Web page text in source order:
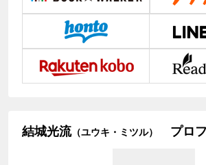
結城光流（ユウキ・ミツル） プロ